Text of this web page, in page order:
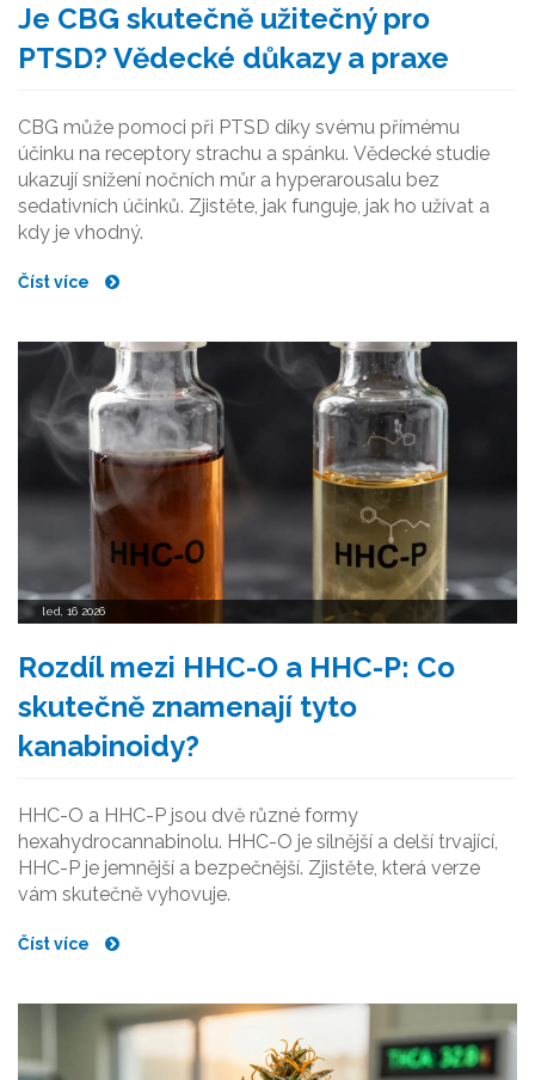
Je CBG skutečně užitečný pro
PTSD? Vědecké důkazy a praxe
CBG může pomoci při PTSD díky svému přímému
účinku na receptory strachu a spánku. Vědecké studie
ukazují snížení nočních můr a hyperarousalu bez
sedativních účinků. Zjistěte, jak funguje, jak ho užívat a
kdy je vhodný.
Číst více
led, 16 2026
Rozdíl mezi HHC-O a HHC-P: Co
skutečně znamenají tyto
kanabinoidy?
HHC-O a HHC-P jsou dvě různé formy
hexahydrocannabinolu. HHC-O je silnější a delší trvající,
HHC-P je jemnější a bezpečnější. Zjistěte, která verze
vám skutečně vyhovuje.
Číst více